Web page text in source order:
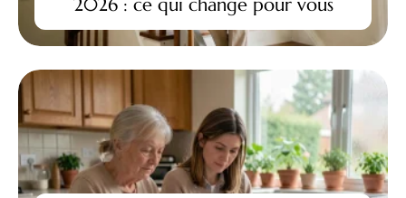
2026 : ce qui change pour vous